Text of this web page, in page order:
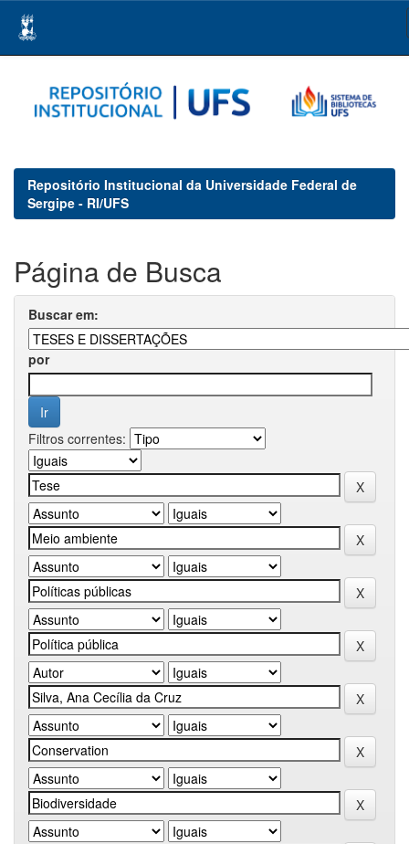
navigation
Repositório Institucional da Universidade Federal de
Sergipe - RI/UFS
Página de Busca
Buscar em:
por
Filtros correntes: